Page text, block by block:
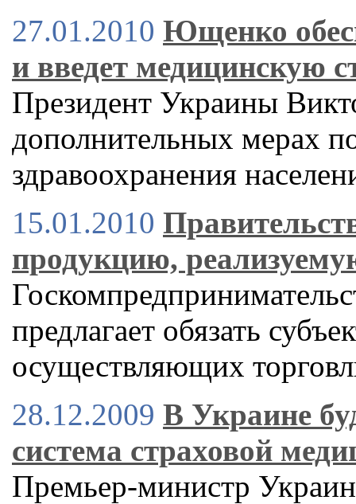
27.01.2010 Ющенко
и введет медицинскую
Президент Украины
дополнительных мерах
здравоохранения
15.01.2010
продукцию,
предлагает обязать
осуществляющих
28.12.2009 В Украине
система страховой
Премьер-министр